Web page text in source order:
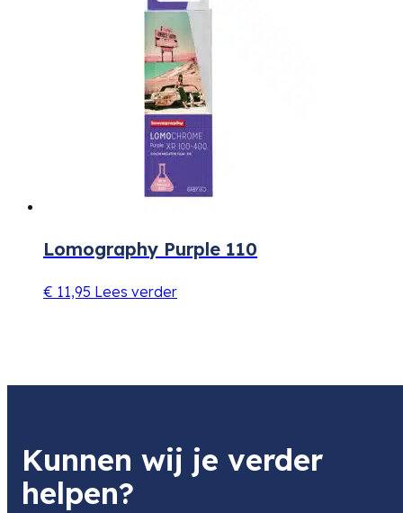
Lomography Purple 110
€ 11,95 Lees verder
Kunnen wij je verder
helpen?